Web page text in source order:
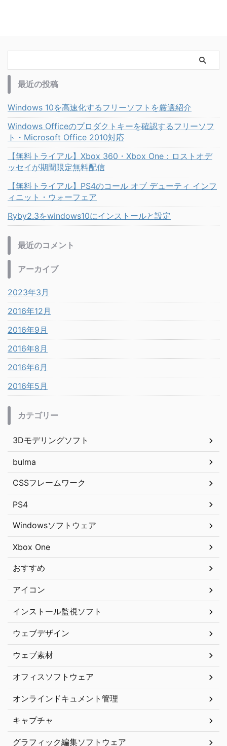
最近の投稿
Windows 10を高速化するフリーソフトを厳選紹介
Windows Officeのプロダクトキーを確認するフリーソフ
ト・Microsoft Office 2010対応
【無料トライアル】Xbox 360・Xbox One：ロストオデ
ッセイが期間限定無料配信
【無料トライアル】PS4のコール オブ デューティ インフ
ィニット・ウォーフェア
Ryby2.3をwindows10にインストールと設定
最近のコメント
アーカイブ
2023年3月
2016年12月
2016年9月
2016年8月
2016年6月
2016年5月
カテゴリー
3Dモデリングソフト
bulma
CSSフレームワーク
PS4
Windowsソフトウェア
Xbox One
おすすめ
アイコン
インストール監視ソフト
ウェブデザイン
ウェブ素材
オフィスソフトウェア
オンラインドキュメント管理
キャプチャ
グラフィック編集ソフトウェア